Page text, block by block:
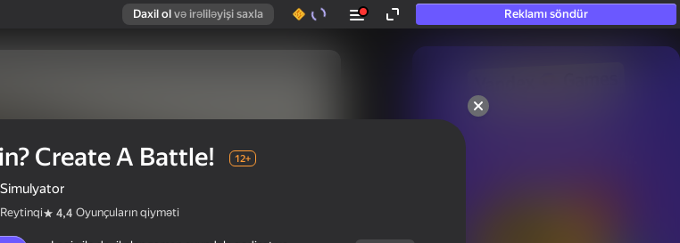
Daxil ol və irəliləyişi saxla Reklamı söndür
Create A Battle! 12+
Simulyator
Reytinqi 4,4 Oyunçuların qiyməti